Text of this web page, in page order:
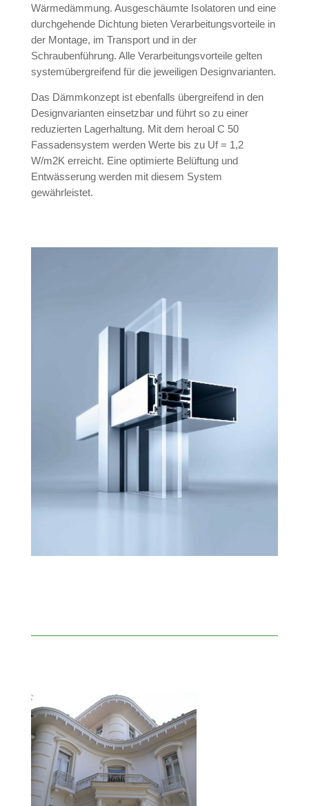
Wärmedämmung. Ausgeschäumte Isolatoren und eine
durchgehende Dichtung bieten Verarbeitungsvorteile in
der Montage, im Transport und in der
Schraubenführung. Alle Verarbeitungsvorteile gelten
systemübergreifend für die jeweiligen Designvarianten.
Das Dämmkonzept ist ebenfalls übergreifend in den
Designvarianten einsetzbar und führt so zu einer
reduzierten Lagerhaltung. Mit dem heroal C 50
Fassadensystem werden Werte bis zu Uf = 1,2
W/m2K erreicht. Eine optimierte Belüftung und
Entwässerung werden mit diesem System
gewährleistet.